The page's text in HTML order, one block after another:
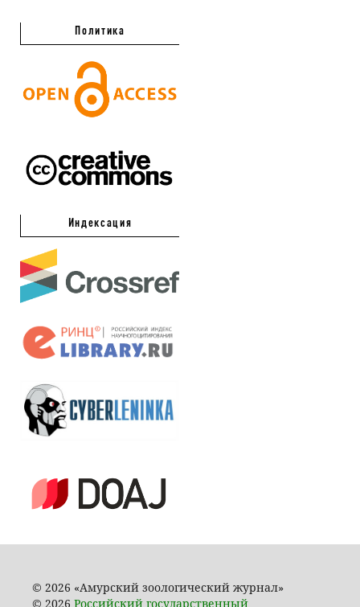
Политика
Индексация
© 2026 «Амурский зоологический журнал»
© 2026 Российский государственный